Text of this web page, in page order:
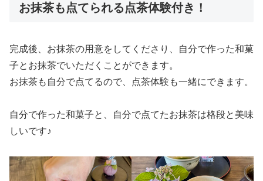
お抹茶も点てられる点茶体験付き！
完成後、お抹茶の用意をしてくださり、自分で作った和菓
子とお抹茶でいただくことができます。
お抹茶も自分で点てるので、点茶体験も一緒にできます。
自分で作った和菓子と、自分で点てたお抹茶は格段と美味
しいです♪